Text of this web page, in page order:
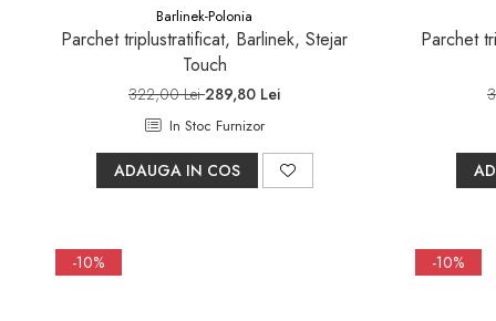
Barlinek-Polonia
Parchet triplustratificat, Barlinek, Stejar
Touch
322,00 Lei289,80 Lei
In Stoc Furnizor
ADAUGA IN COS
Parchet
-10% -10%